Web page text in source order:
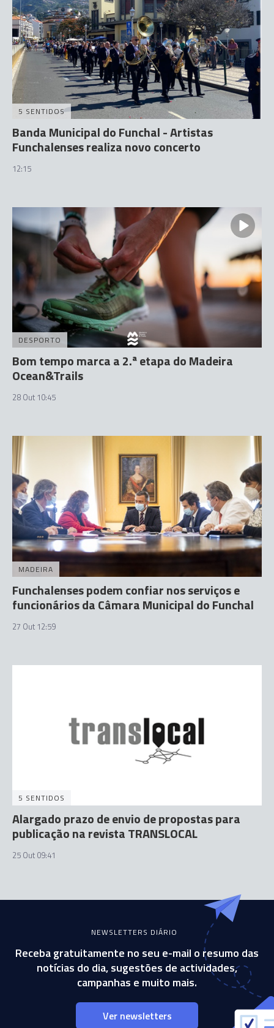
5 SENTIDOS
Banda Municipal do Funchal - Artistas
Funchalenses realiza novo concerto
12:15
DESPORTO
Bom tempo marca a 2.ª etapa do Madeira
Ocean&Trails
28 Out 10:45
MADEIRA
Funchalenses podem confiar nos serviços e
funcionários da Câmara Municipal do Funchal
27 Out 12:59
5 SENTIDOS
Alargado prazo de envio de propostas para
publicação na revista TRANSLOCAL
25 Out 09:41
NEWSLETTERS DIÁRIO
Receba gratuitamente no seu e-mail o resumo das
notícias do dia, sugestões de actividades,
campanhas e muito mais.
Ver newsletters